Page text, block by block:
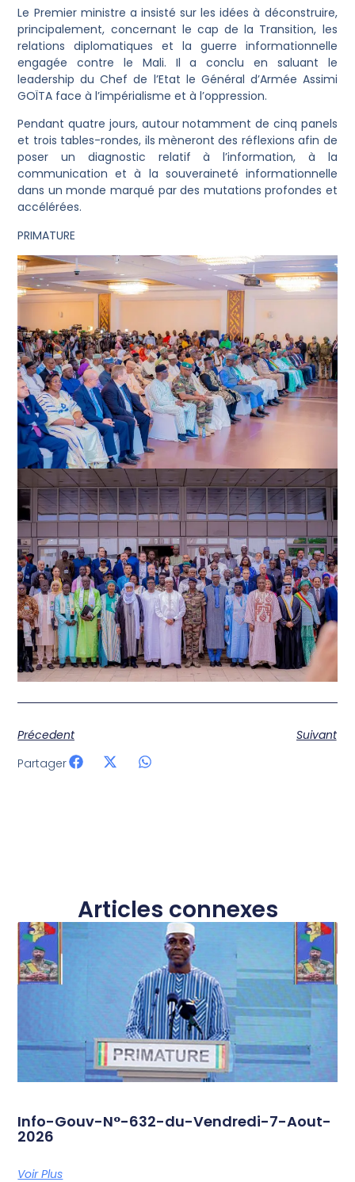
Le Premier ministre a insisté sur les idées à déconstruire,
principalement, concernant le cap de la Transition, les
relations diplomatiques et la guerre informationnelle
engagée contre le Mali. Il a conclu en saluant le
leadership du Chef de l’Etat le Général d’Armée Assimi
GOÏTA face à l’impérialisme et à l’oppression.
Pendant quatre jours, autour notamment de cinq panels
et trois tables-rondes, ils mèneront des réflexions afin de
poser un diagnostic relatif à l’information, à la
communication et à la souveraineté informationnelle
dans un monde marqué par des mutations profondes et
accélérées.
PRIMATURE
Précedent
Suivant
Partager
Articles connexes
Info-Gouv-N°-632-du-Vendredi-7-Aout-
2026
Voir Plus